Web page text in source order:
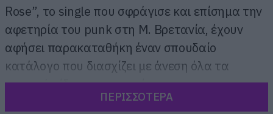
Rose”, το single που σφράγισε και επίσημα την
αφετηρία του punk στη Μ. Βρετανία, έχουν
αφήσει παρακαταθήκη έναν σπουδαίο
κατάλογο που διασχίζει με άνεση όλα τα
μουσικά είδη που αγαπούσαν.
ΠΕΡΙΣΣΟΤΕΡΑ